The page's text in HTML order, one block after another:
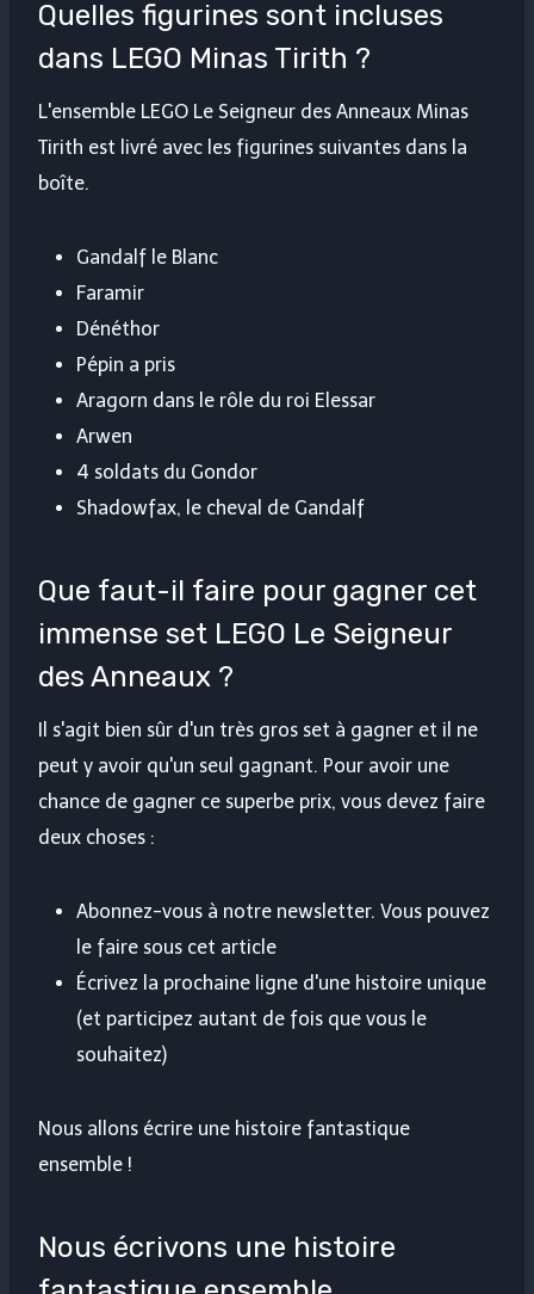
Quelles figurines sont incluses
dans LEGO Minas Tirith ?
L'ensemble LEGO Le Seigneur des Anneaux Minas
Tirith est livré avec les figurines suivantes dans la
boîte.
Gandalf le Blanc
Faramir
Dénéthor
Pépin a pris
Aragorn dans le rôle du roi Elessar
Arwen
4 soldats du Gondor
Shadowfax, le cheval de Gandalf
Que faut-il faire pour gagner cet
immense set LEGO Le Seigneur
des Anneaux ?
Il s'agit bien sûr d'un très gros set à gagner et il ne
peut y avoir qu'un seul gagnant. Pour avoir une
chance de gagner ce superbe prix, vous devez faire
deux choses :
Abonnez-vous à notre newsletter. Vous pouvez
le faire sous cet article
Écrivez la prochaine ligne d'une histoire unique
(et participez autant de fois que vous le
souhaitez)
Nous allons écrire une histoire fantastique
ensemble !
Nous écrivons une histoire